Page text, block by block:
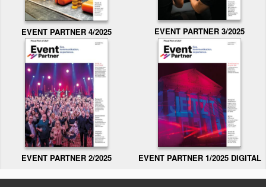
EVENT PARTNER 4/2025 EVENT PARTNER 3/2025
EVENT PARTNER 2/2025 EVENT PARTNER 1/2025 DIGITAL